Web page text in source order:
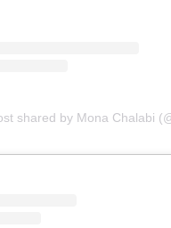
shared by Mona Chalabi